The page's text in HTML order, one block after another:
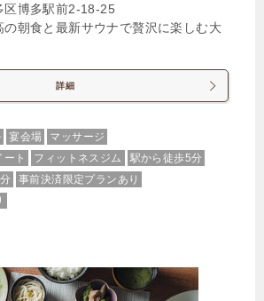
煙室】スタンダードツインルーム
禁煙室】エアウィーヴツインルーム
じゃらんで確認する
朝食にこだわりぬいたホテル！
区博多駅前2-18-25
朝食と最新サウナで贅沢に楽しむ大
詳細
宴会場
マッサージ
ト
フィットネスジム
駅から徒歩5分
事前決済限定プランあり